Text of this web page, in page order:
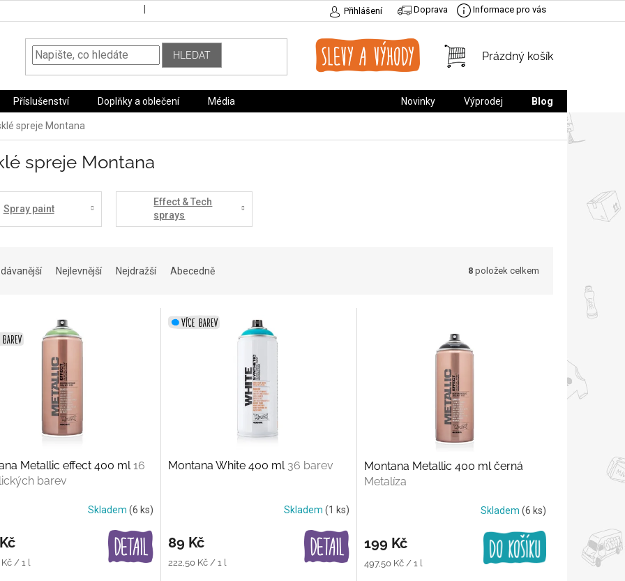
Přihlášení Doprava Informace pro vás
HLEDAT
NÁKUPNÍ
Prázdný košík
Příslušenství Doplňky a oblečení Média Novinky Výprodej Blog
spreje Montana
spreje Montana
Spray paint
Effect & Tech
sprays
Nejlevnější Nejdražší Abecedně 8 položek celkem
Metallic effect 400 ml16
barev
Skladem (6 ks)
Kč / 1 l
Montana White 400 ml 36 barev
Skladem (1 ks)
89 Kč
Měrná
222,50 Kč / 1 l
Montana Metallic 400 ml černá
Metalíza
Skladem (6 ks)
199 Kč
Měrná
497,50 Kč / 1 l